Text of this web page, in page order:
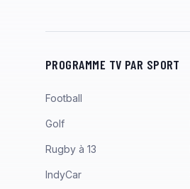
PROGRAMME TV PAR SPORT
Football
Golf
Rugby à 13
IndyCar